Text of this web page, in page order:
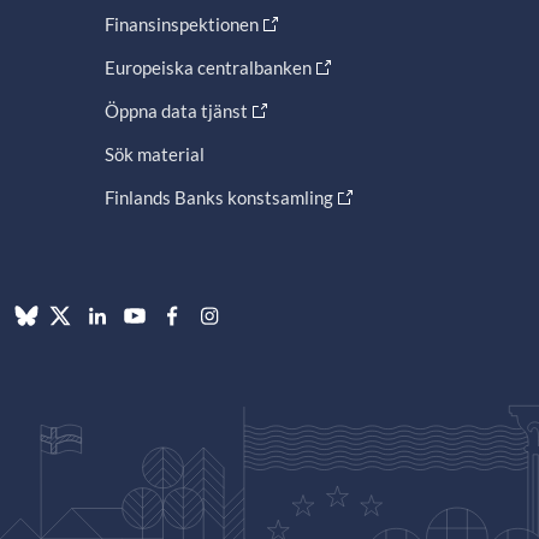
Finansinspektionen
Europeiska centralbanken
Öppna data tjänst
Sök material
Finlands Banks konstsamling